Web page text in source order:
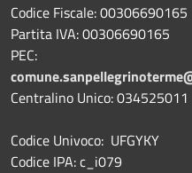
Codice Fiscale: 00306690165
Partita IVA: 00306690165
PEC:
Centralino Unico: 034525011
Codice Univoco: UFGYKY
Codice IPA: c_i079